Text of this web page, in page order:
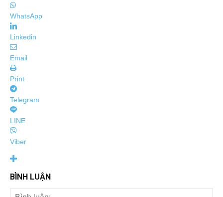
WhatsApp
Linkedin
Email
Print
Telegram
LINE
Viber
BÌNH LUẬN